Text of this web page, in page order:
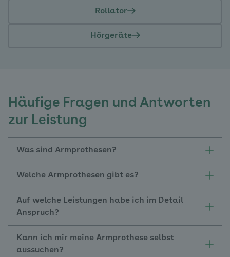
Rollator
Hörgeräte
Häufige Fragen und Antworten
zur Leistung
Was sind Armprothesen?
Welche Armprothesen gibt es?
Auf welche Leistungen habe ich im Detail
Anspruch?
Kann ich mir meine Armprothese selbst
aussuchen?